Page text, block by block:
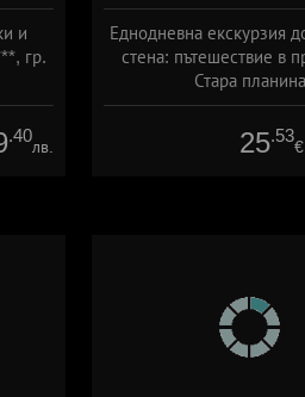
и
гр.
.40
лв.
Еднодневна екскурзия
стена: пътешествие в
Стара планина
+ без храна
25.53
€